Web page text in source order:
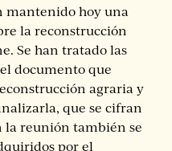
mantenido hoy una
la reconstrucción
Se han tratado las
documento que
agraria y
que se cifran
la reunión también se
por el